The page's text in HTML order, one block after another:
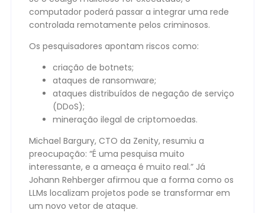
computador poderá passar a integrar uma rede
controlada remotamente pelos criminosos.
Os pesquisadores apontam riscos como:
criação de botnets;
ataques de ransomware;
ataques distribuídos de negação de serviço
(DDoS);
mineração ilegal de criptomoedas.
Michael Bargury, CTO da Zenity, resumiu a
preocupação: “É uma pesquisa muito
interessante, e a ameaça é muito real.” Já
Johann Rehberger afirmou que a forma como os
LLMs localizam projetos pode se transformar em
um novo vetor de ataque.